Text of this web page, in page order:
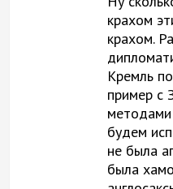
крахом
крахом.
Кремль
пример с
будем
не была
была